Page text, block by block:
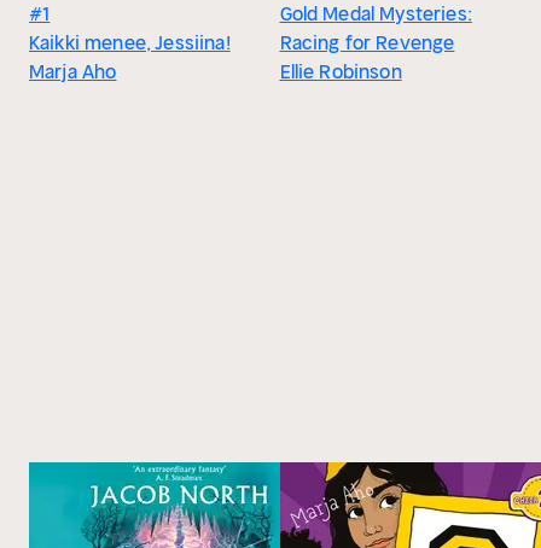
#1
Kaikki menee, Jessiina!
Marja Aho
Gold Medal Mysteries:
Racing for Revenge
Ellie Robinson